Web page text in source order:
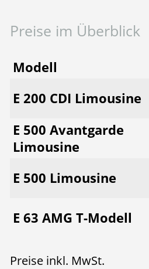
Preise im Überblick
Modell
E 200 CDI Limousine
E 500 Avantgarde
Limousine
E 500 Limousine
E 63 AMG T-Modell
Preise inkl. MwSt.